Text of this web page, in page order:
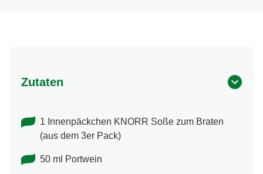
Zutaten
1 Innenpäckchen KNORR Soße zum Braten
(aus dem 3er Pack)
50 ml Portwein